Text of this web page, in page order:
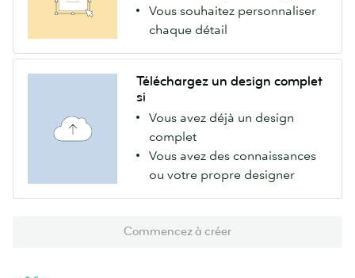
Vous souhaitez personnaliser
chaque détail
Téléchargez un design complet
si
Vous avez déjà un design
complet
Vous avez des connaissances
ou votre propre designer
Commencez à créer